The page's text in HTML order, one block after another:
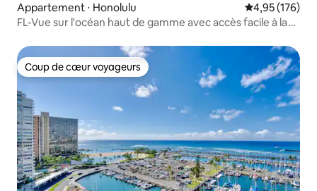
Appartement ⋅ Honolulu Évaluation
4,95 (176)
FL-Vue sur l'océan haut de gamme avec accès facile à la
Coup de cœur voyageurs
Coup de cœur voyageurs